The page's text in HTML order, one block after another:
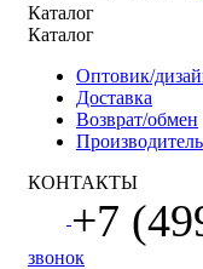
Каталог
Каталог
Оптовик/
Доставка
Возврат/обмен
Производитель
КОНТАКТЫ
+7
звонок